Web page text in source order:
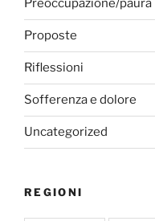
Preoccupazione/paura
Proposte
Riflessioni
Sofferenza e dolore
Uncategorized
REGIONI